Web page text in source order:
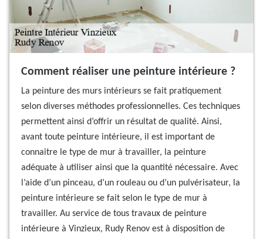
Comment réaliser une peinture intérieure ?
La peinture des murs intérieurs se fait pratiquement
selon diverses méthodes professionnelles. Ces techniques
permettent ainsi d’offrir un résultat de qualité. Ainsi,
avant toute peinture intérieure, il est important de
connaitre le type de mur à travailler, la peinture
adéquate à utiliser ainsi que la quantité nécessaire. Avec
l’aide d’un pinceau, d’un rouleau ou d’un pulvérisateur, la
peinture intérieure se fait selon le type de mur à
travailler. Au service de tous travaux de peinture
intérieure à Vinzieux, Rudy Renov est à disposition de